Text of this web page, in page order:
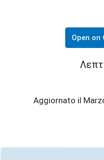
Open on
Aggiornato il